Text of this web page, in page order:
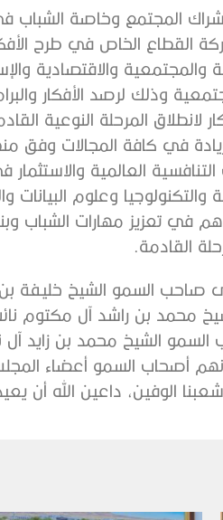
المجتمع وخاصة الشباب
القطاع الخاص في طرح
والاقتصادية
وذلك لرصد الأفكار
لانطلاق المرحلة النوعية
في كافة المجالات وفق
العالمية
وعلوم البيانات
في تعزيز مهارات الشباب
القادمة.
صاحب السمو الشيخ خليفة
محمد بن راشد آل مكتوم
الشيخ محمد بن زايد آل
أصحاب السمو أعضاء
الوفين، داعين الله أن